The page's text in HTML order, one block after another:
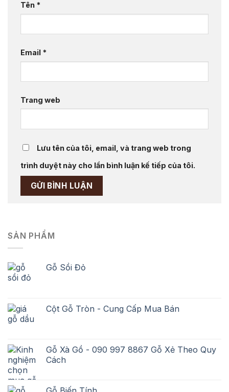
Tên *
Email *
Trang web
Lưu tên của tôi, email, và trang web trong
trình duyệt này cho lần bình luận kế tiếp của tôi.
SẢN PHẨM
Gỗ Sồi Đỏ
Cột Gỗ Tròn - Cung Cấp Mua Bán
Gỗ Xà Gồ - 090 997 8867 Gỗ Xẻ Theo Quy
Cách